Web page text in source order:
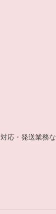
応・発送業務な